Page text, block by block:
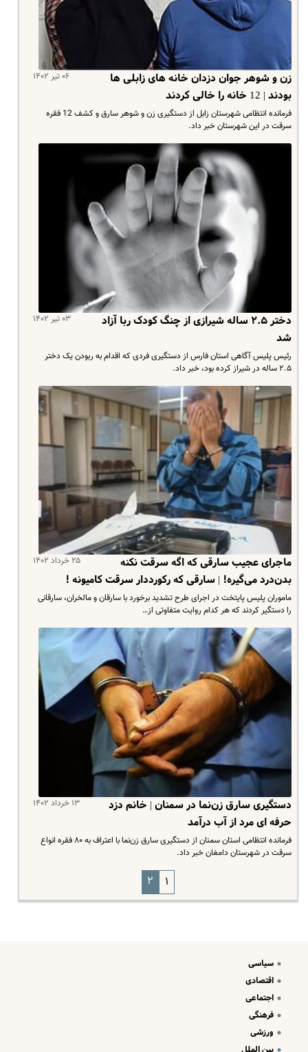
۰۶ تیر ۱۴۰۲
زن و شوهر جوان دزدان خانه های زابلی ها
بودند | 12 خانه را خالی کردند
فرمانده انتظامی شهرستان زابل از دستگیری زن و شوهر سارق و کشف 12 فقره
سرقت در این شهرستان خبر داد.
۰۳ تیر ۱۴۰۲
دختر ۲.۵ ساله شیرازی از چنگ کودک ربا آزاد
شد
رئیس پلیس آگاهی استان فارس از دستگیری فردی که اقدام به ربودن یک دختر
۲.۵ ساله در شیراز کرده بود، خبر داد.
۲۵ خرداد ۱۴۰۲
ماجرای عجیب سارقی که اگه سرقت نکنه
بدن‌درد می‌گیره! | سارقی که رکورددار سرقت کامیونه !
ماموران پلیس پایتخت در اجرای طرح تشدید برخورد با سارقان و مالخران، سارقانی
را دستگیر کردند که هر کدام روایت متفاوتی از…
۱۳ خرداد ۱۴۰۲
دستگیری سارق زن‌نما در سمنان | خانم دزد
حرفه ای مرد از آب درآمد
فرمانده انتظامی استان سمنان از دستگیری سارق زن‌نما با اعتراف به ۸۰ فقره انواع
سرقت در شهرستان دامغان خبر داد.
۱ ۲
سیاسی
اقتصادی
اجتماعی
فرهنگی
ورزشی